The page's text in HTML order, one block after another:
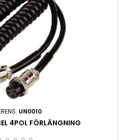
UN0010
4POL FÖRLÄNGNING